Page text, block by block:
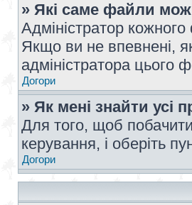
» Які саме файли
Адміністратор
Якщо ви не впевнені,
адміністратора цього
Догори
» Як мені знайти усі
Для того, щоб
керування, і оберіть
Догори